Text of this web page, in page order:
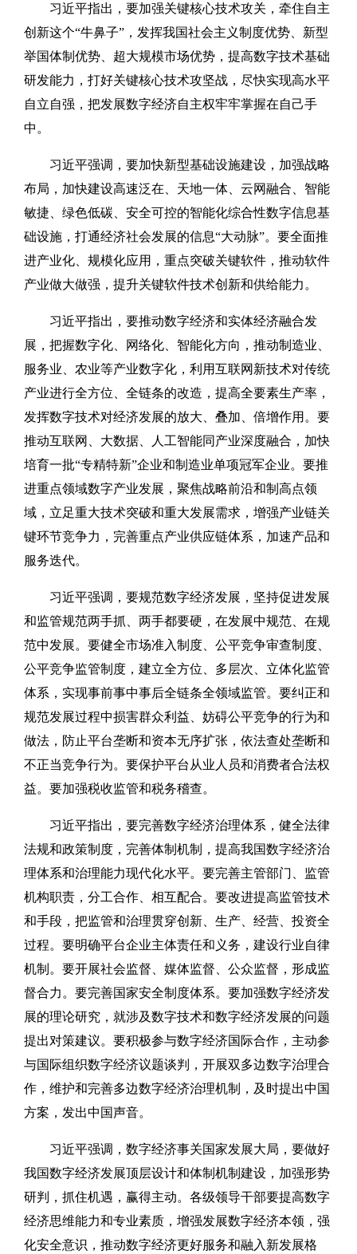
习近平指出，要加强关键核心技术攻关，牵住自主
创新这个“牛鼻子”，发挥我国社会主义制度优势、新型
举国体制优势、超大规模市场优势，提高数字技术基础
研发能力，打好关键核心技术攻坚战，尽快实现高水平
自立自强，把发展数字经济自主权牢牢掌握在自己手
中。
习近平强调，要加快新型基础设施建设，加强战略
布局，加快建设高速泛在、天地一体、云网融合、智能
敏捷、绿色低碳、安全可控的智能化综合性数字信息基
础设施，打通经济社会发展的信息“大动脉”。要全面推
进产业化、规模化应用，重点突破关键软件，推动软件
产业做大做强，提升关键软件技术创新和供给能力。
习近平指出，要推动数字经济和实体经济融合发
展，把握数字化、网络化、智能化方向，推动制造业、
服务业、农业等产业数字化，利用互联网新技术对传统
产业进行全方位、全链条的改造，提高全要素生产率，
发挥数字技术对经济发展的放大、叠加、倍增作用。要
推动互联网、大数据、人工智能同产业深度融合，加快
培育一批“专精特新”企业和制造业单项冠军企业。要推
进重点领域数字产业发展，聚焦战略前沿和制高点领
域，立足重大技术突破和重大发展需求，增强产业链关
键环节竞争力，完善重点产业供应链体系，加速产品和
服务迭代。
习近平强调，要规范数字经济发展，坚持促进发展
和监管规范两手抓、两手都要硬，在发展中规范、在规
范中发展。要健全市场准入制度、公平竞争审查制度、
公平竞争监管制度，建立全方位、多层次、立体化监管
体系，实现事前事中事后全链条全领域监管。要纠正和
规范发展过程中损害群众利益、妨碍公平竞争的行为和
做法，防止平台垄断和资本无序扩张，依法查处垄断和
不正当竞争行为。要保护平台从业人员和消费者合法权
益。要加强税收监管和税务稽查。
习近平指出，要完善数字经济治理体系，健全法律
法规和政策制度，完善体制机制，提高我国数字经济治
理体系和治理能力现代化水平。要完善主管部门、监管
机构职责，分工合作、相互配合。要改进提高监管技术
和手段，把监管和治理贯穿创新、生产、经营、投资全
过程。要明确平台企业主体责任和义务，建设行业自律
机制。要开展社会监督、媒体监督、公众监督，形成监
督合力。要完善国家安全制度体系。要加强数字经济发
展的理论研究，就涉及数字技术和数字经济发展的问题
提出对策建议。要积极参与数字经济国际合作，主动参
与国际组织数字经济议题谈判，开展双多边数字治理合
作，维护和完善多边数字经济治理机制，及时提出中国
方案，发出中国声音。
习近平强调，数字经济事关国家发展大局，要做好
我国数字经济发展顶层设计和体制机制建设，加强形势
研判，抓住机遇，赢得主动。各级领导干部要提高数字
经济思维能力和专业素质，增强发展数字经济本领，强
化安全意识，推动数字经济更好服务和融入新发展格